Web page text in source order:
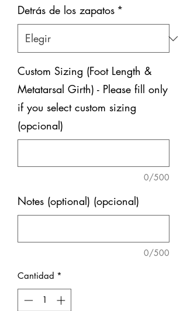
Detrás de los zapatos *
Custom Sizing (Foot Length &
Metatarsal Girth) - Please fill only
if you select custom sizing
(opcional)
0/500
Notes (optional) (opcional)
0/500
Cantidad *